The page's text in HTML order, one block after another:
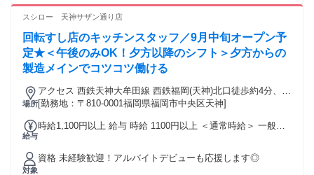
い ★交通アクセス：天神大牟田線「西鉄福岡（天神）駅」か
ら徒歩6分
スシロー 天神サザン通り店
回転すし店のキッチンスタッフ／9月中旬オープン予
定★＜午後のみOK！夕方以降のシフト＞夕方からの
製造メインでコツコツ働ける
場所
アクセス 西鉄天神大牟田線 西鉄福岡(天神)北口徒歩約4分、福
岡市営空港線 天神5番口徒歩約3分、福岡市営空港線 赤坂（福
[勤務地：〒810-0001福岡県福岡市中央区天神]
給与
時給1,100円以上 給与 時給 1100円以上 ＜通常時給＞ 一般：
1100円以上 ◎オープン手当時給＋50円！（オープン以降適用
～2026年10月末迄） ◎土日祝時給50円UP（オープン以降適
対象
資格 未経験歓迎！アルバイトデビューも応援します◎